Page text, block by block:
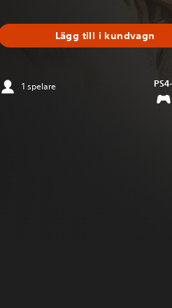
Lägg till i kundvagn
1 spelare